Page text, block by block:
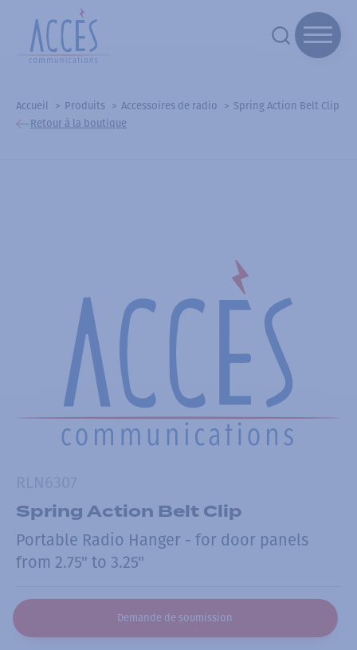
Accueil Produits Accessoires de radio
Spring Action Belt Clip
Retour à la boutique
Spring Action Belt Clip
Portable Radio Hanger - for door panels
from 2.75" to 3.25"
Demande de soumission